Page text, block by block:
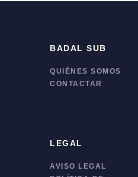
BADAL SUB
QUIÉNES SOMOS
CONTACTAR
LEGAL
AVISO LEGAL